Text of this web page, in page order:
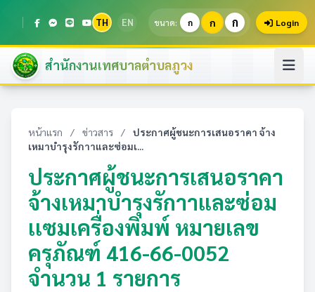
TH EN ขนาด: ก ก ก Login
สำนักงานเทศบาลตำบลภูวง
หน้าแรก / ข่าวสาร /
ประกาศผู้ชนะการเสนอราคา จ้าง
เหมาบำรุงรักาาและซ่อมเ...
ประกาศผู้ชนะการเสนอราคา
จ้างเหมาบำรุงรักาาและซ่อม
เเซมเครื่องพิมพ์ หมายเลข
ครุภัณฑ์ 416-66-0052
จำนวน 1 รายการ